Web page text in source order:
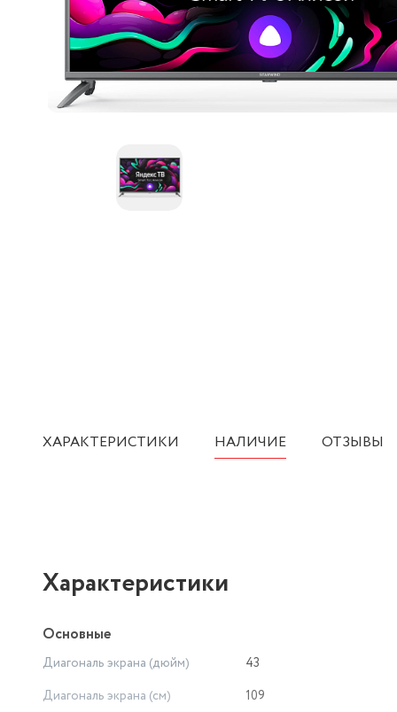
ХАРАКТЕРИСТИКИ НАЛИЧИЕ ОТЗЫВЫ
Характеристики
Основные
Диагональ экрана (дюйм)
43
Диагональ экрана (см)
109